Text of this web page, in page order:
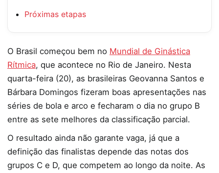
Próximas etapas
O Brasil começou bem no Mundial de Ginástica
Rítmica, que acontece no Rio de Janeiro. Nesta
quarta-feira (20), as brasileiras Geovanna Santos e
Bárbara Domingos fizeram boas apresentações nas
séries de bola e arco e fecharam o dia no grupo B
entre as sete melhores da classificação parcial.
O resultado ainda não garante vaga, já que a
definição das finalistas depende das notas dos
grupos C e D, que competem ao longo da noite. As